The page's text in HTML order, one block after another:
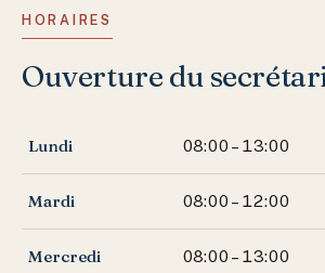
HORAIRES
Ouverture du
Lundi 08:00 – 13:00
Mardi 08:00 – 12:00
Mercredi 08:00 – 13:00